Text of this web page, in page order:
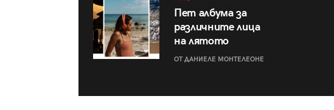
Пет албума за
различните лица
на лятото
ОТ ДАНИЕЛЕ МОНТЕЛЕОНЕ